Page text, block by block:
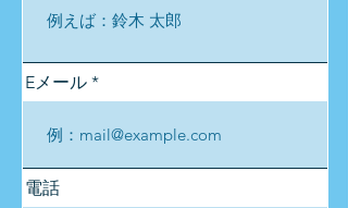
Eメール
電話